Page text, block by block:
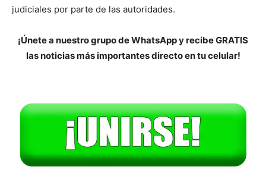
judiciales por parte de las autoridades.
¡Únete a nuestro grupo de WhatsApp y recibe GRATIS
las noticias más importantes directo en tu celular!